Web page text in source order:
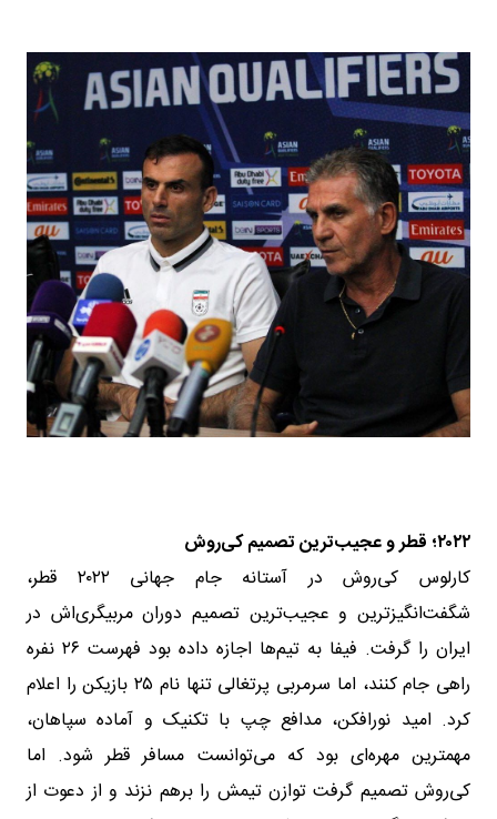
۲۰۲۲؛ قطر و عجیب‌ترین تصمیم کی‌روش
کارلوس کی‌روش در آستانه جام جهانی ۲۰۲۲ قطر،
شگفت‌انگیزترین و عجیب‌ترین تصمیم دوران مربیگری‌اش در
ایران را گرفت. فیفا به تیم‌ها اجازه داده بود فهرست ۲۶ نفره
راهی جام کنند، اما سرمربی پرتغالی تنها نام ۲۵ بازیکن را اعلام
کرد. امید نورافکن، مدافع چپ با تکنیک و آماده سپاهان،
مهمترین مهره‌ای بود که می‌توانست مسافر قطر شود. اما
کی‌روش تصمیم گرفت توازن تیمش را برهم نزند و از دعوت از